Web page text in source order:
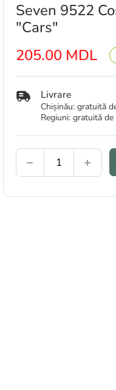
Seven 9522
"Cars"
205.00 MDL
Livrare
Chișinău: gratuită
Regiuni: gratuită